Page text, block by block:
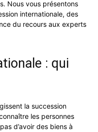
Nous vous présentons
internationale, des
du recours aux experts
: qui
la succession
les personnes
d’avoir des biens à